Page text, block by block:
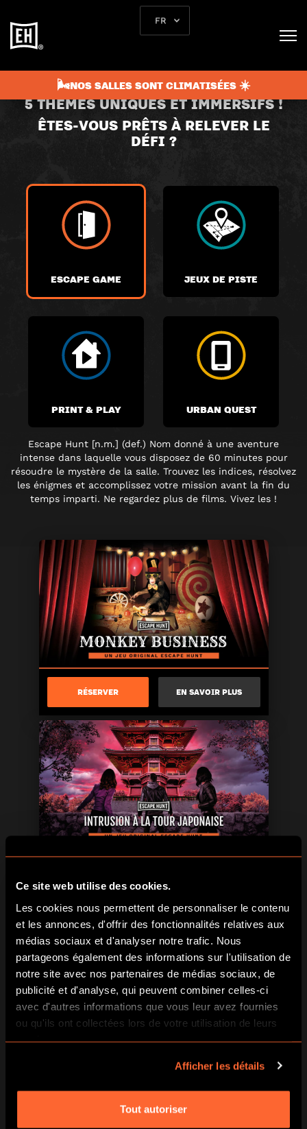
Ce site web utilise des cookies.
Les cookies nous permettent de personnaliser le contenu
et les annonces, d'offrir des fonctionnalités relatives aux
médias sociaux et d'analyser notre trafic. Nous
partageons également des informations sur l'utilisation de
notre site avec nos partenaires de médias sociaux, de
publicité et d'analyse, qui peuvent combiner celles-ci
avec d'autres informations que vous leur avez fournies
ou qu'ils ont collectées lors de votre utilisation de leurs
services.
Afficher les détails
Tout autoriser
FR
🌬️NOS SALLES SONT CLIMATISÉES ☀️
CHOISISSEZ VOTRE
5 THÈMES UNIQUES ET IMMERSIFS !
ÊTES-VOUS PRÊTS À RELEVER LE
DÉFI ?
ESCAPE GAME JEUX DE PISTE
PRINT & PLAY URBAN QUEST
Escape Hunt [n.m.] (def.) Nom donné à une aventure
intense dans laquelle vous disposez de 60 minutes pour
résoudre le mystère de la salle. Trouvez les indices, résolvez
les énigmes et accomplissez votre mission avant la fin du
temps imparti. Ne regardez plus de films. Vivez les !
RÉSERVER EN SAVOIR PLUS